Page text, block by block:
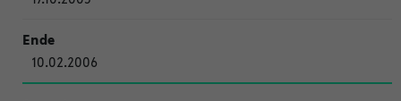
10.02.2006